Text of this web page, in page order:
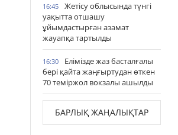
16:45
Жетісу облысында түнгі
уақытта отшашу
ұйымдастырған азамат
жауапқа тартылды
16:30
Елімізде жаз басталғалы
бері қайта жаңғыртудан өткен
70 теміржол вокзалы ашылды
БАРЛЫҚ ЖАҢАЛЫҚТАР